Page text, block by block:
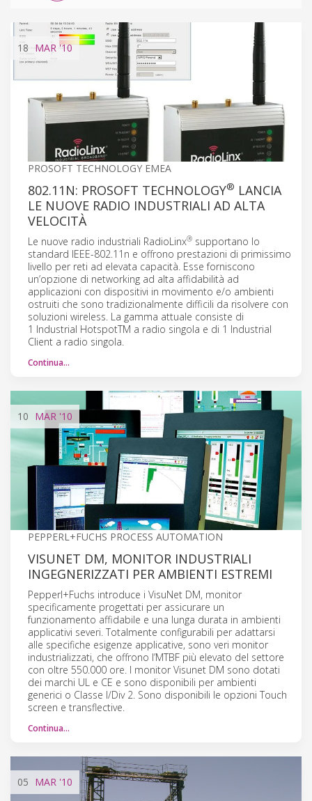
18 MAR'10
PROSOFT TECHNOLOGY EMEA
802.11N: PROSOFT TECHNOLOGY® LANCIA
LE NUOVE RADIO INDUSTRIALI AD ALTA
VELOCITÀ
Le nuove radio industriali RadioLinx® supportano lo
standard IEEE-802.11n e offrono prestazioni di primissimo
livello per reti ad elevata capacità. Esse forniscono
un’opzione di networking ad alta affidabilità ad
applicazioni con dispositivi in movimento e/o ambienti
ostruiti che sono tradizionalmente difficili da risolvere con
soluzioni wireless. La gamma attuale consiste di
1 Industrial HotspotTM a radio singola e di 1 Industrial
Client a radio singola.
Continua…
10 MAR '10
PEPPERL+FUCHS PROCESS AUTOMATION
VISUNET DM, MONITOR INDUSTRIALI
INGEGNERIZZATI PER AMBIENTI ESTREMI
Pepperl+Fuchs introduce i VisuNet DM, monitor
specificamente progettati per assicurare un
funzionamento affidabile e una lunga durata in ambienti
applicativi severi. Totalmente configurabili per adattarsi
alle specifiche esigenze applicative, sono veri monitor
industrializzati, che offrono l’MTBF più elevato del settore
con oltre 550.000 ore. I monitor Visunet DM sono dotati
dei marchi UL e CE e sono disponibili per ambienti
generici o Classe I/Div 2. Sono disponibili le opzioni Touch
screen e transflective.
Continua…
05 MAR '10